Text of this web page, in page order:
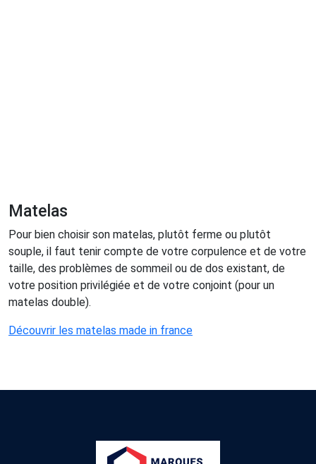
Matelas
Pour bien choisir son matelas, plutôt ferme ou plutôt
souple, il faut tenir compte de votre corpulence et de votre
taille, des problèmes de sommeil ou de dos existant, de
votre position privilégiée et de votre conjoint (pour un
matelas double).
Découvrir les matelas made in france